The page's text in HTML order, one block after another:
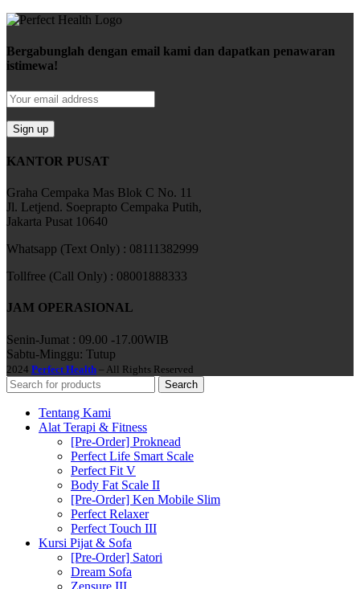
Bergabunglah dengan email kami dan dapatkan penawaran
istimewa!
KANTOR PUSAT
Graha Cempaka Mas Blok C No. 11
Jl. Letjend. Soeprapto Cempaka Putih,
Jakarta Pusat 10640
Whatsapp (Text Only) : 08111382999
Tollfree (Call Only) : 08001888333
JAM OPERASIONAL
Senin-Jumat : 09.00 -17.00WIB
Sabtu-Minggu: Tutup
2024 Perfect Health – All Rights Reserved
Search
Tentang Kami
Alat Terapi & Fitness
[Pre-Order] Proknead
Perfect Life Smart Scale
Perfect Fit V
Body Fat Scale II
[Pre-Order] Ken Mobile Slim
Perfect Relaxer
Perfect Touch III
Kursi Pijat & Sofa
[Pre-Order] Satori
Dream Sofa
Zensure III